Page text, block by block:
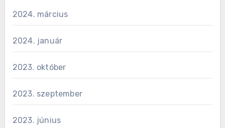
2024. március
2024. január
2023. október
2023. szeptember
2023. június